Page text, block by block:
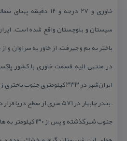
خاوری و ۲۷ درجه و ۱۲
سیستان و بلوچستان واقع شده است.
باختر به بم و جیرفت، از خاور به سراوان و
در منتهی الیه قسمت خاوری با كشور
ایران‌شهر در ۳۳۳ كیلومتری
جنوب شهرگذشته و پس